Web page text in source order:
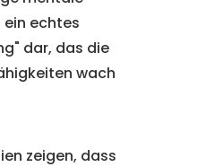
ein echtes
dar, das die
wach
zeigen, dass